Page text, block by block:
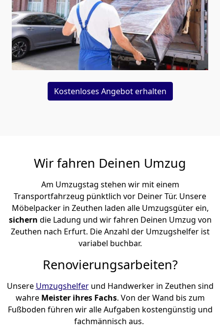
Kostenloses Angebot erhalten
Wir fahren Deinen Umzug
Am Umzugstag stehen wir mit einem
Transportfahrzeug pünktlich vor Deiner Tür. Unsere
Möbelpacker in Zeuthen laden alle Umzugsgüter ein,
sichern die Ladung und wir fahren Deinen Umzug von
Zeuthen nach Erfurt. Die Anzahl der Umzugshelfer ist
variabel buchbar.
Renovierungsarbeiten?
Unsere Umzugshelferund Handwerker in Zeuthen sind
wahre Meister ihres Fachs. Von der Wand bis zum
Fußboden führen wir alle Aufgaben kostengünstig und
fachmännisch aus.